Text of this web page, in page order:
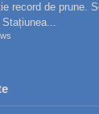
record de prune.